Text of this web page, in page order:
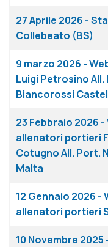
27 Aprile 2026 -
Collebeato (BS)
9 marzo 2026 -
Luigi Petrosino All.
Biancorossi
23 Febbraio 2026
allenatori portieri
Cotugno All. Port.
Malta
12 Gennaio 2026 -
allenatori portieri
10 Novembre